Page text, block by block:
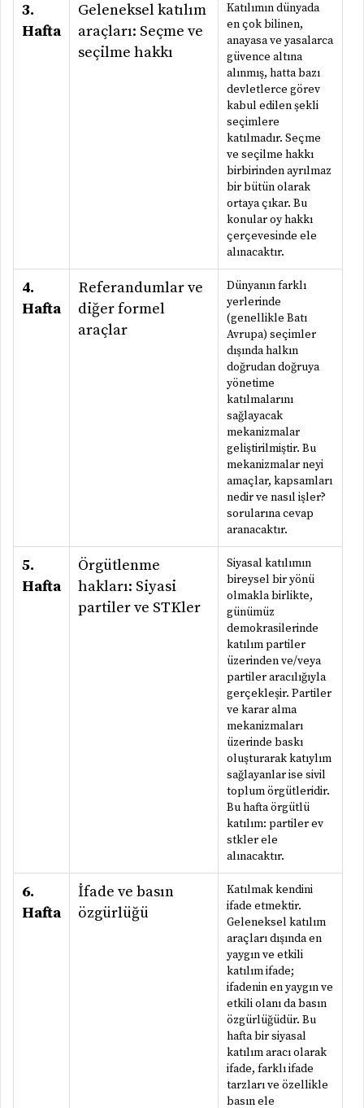
3.
Hafta
Geleneksel katılım
araçları: Seçme ve
seçilme hakkı
Katılımın dünyada
en çok bilinen,
anayasa ve yasalarca
güvence altına
alınmış, hatta bazı
devletlerce görev
kabul edilen şekli
seçimlere
katılmadır. Seçme
ve seçilme hakkı
birbirinden ayrılmaz
bir bütün olarak
ortaya çıkar. Bu
konular oy hakkı
çerçevesinde ele
alınacaktır.
4.
Hafta
Referandumlar ve
diğer formel
araçlar
Dünyanın farklı
yerlerinde
(genellikle Batı
Avrupa) seçimler
dışında halkın
doğrudan doğruya
yönetime
katılmalarını
sağlayacak
mekanizmalar
geliştirilmiştir. Bu
mekanizmalar neyi
amaçlar, kapsamları
nedir ve nasıl işler?
sorularına cevap
aranacaktır.
5.
Hafta
Örgütlenme
hakları: Siyasi
partiler ve STKler
Siyasal katılımın
bireysel bir yönü
olmakla birlikte,
günümüz
demokrasilerinde
katılım partiler
üzerinden ve/veya
partiler aracılığıyla
gerçekleşir. Partiler
ve karar alma
mekanizmaları
üzerinde baskı
oluşturarak katıylım
sağlayanlar ise sivil
toplum örgütleridir.
Bu hafta örgütlü
katılım: partiler ev
stkler ele
alınacaktır.
6.
Hafta
İfade ve basın
özgürlüğü
Katılmak kendini
ifade etmektir.
Geleneksel katılım
araçları dışında en
yaygın ve etkili
katılım ifade;
ifadenin en yaygın ve
etkili olanı da basın
özgürlüğüdür. Bu
hafta bir siyasal
katılım aracı olarak
ifade, farklı ifade
tarzları ve özellikle
basın ele